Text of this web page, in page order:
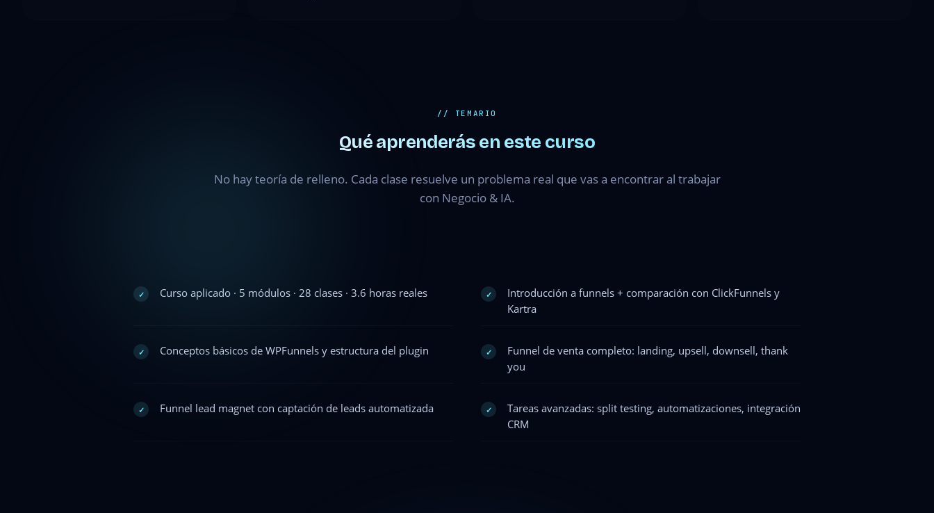
// TEMARIO
Qué aprenderás en este curso
No hay teoría de relleno. Cada clase resuelve un problema real que vas a encontrar al trabajar
con Negocio & IA.
✓ Curso aplicado · 5 módulos · 28 clases · 3.6 horas reales ✓
Introducción a funnels + comparación con ClickFunnels y
Kartra
✓ Conceptos básicos de WPFunnels y estructura del plugin ✓
Funnel de venta completo: landing, upsell, downsell, thank
you
✓ Funnel lead magnet con captación de leads automatizada ✓
Tareas avanzadas: split testing, automatizaciones, integración
CRM